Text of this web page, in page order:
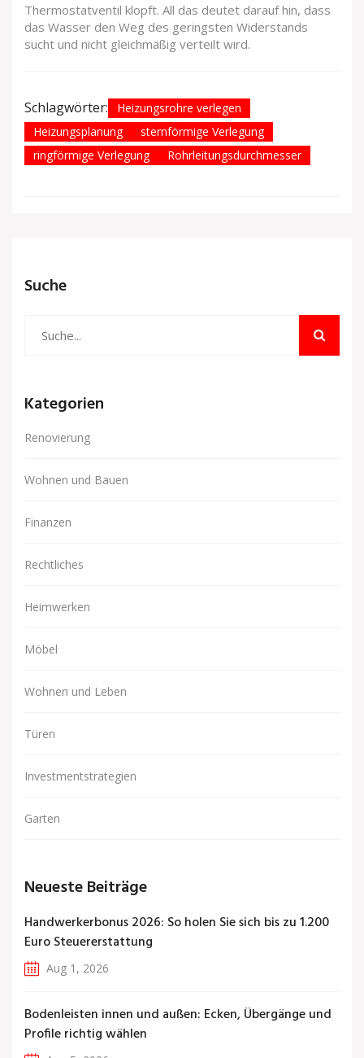
Thermostatventil klopft. All das deutet darauf hin, dass
das Wasser den Weg des geringsten Widerstands
sucht und nicht gleichmäßig verteilt wird.
Schlagwörter:
Heizungsrohre verlegen
Heizungsplanung
sternförmige Verlegung
ringförmige Verlegung
Rohrleitungsdurchmesser
Suche
Kategorien
Renovierung
Wohnen und Bauen
Finanzen
Rechtliches
Heimwerken
Möbel
Wohnen und Leben
Türen
Investmentstrategien
Garten
Neueste Beiträge
Handwerkerbonus 2026: So holen Sie sich bis zu 1.200
Euro Steuererstattung
Aug 1, 2026
Bodenleisten innen und außen: Ecken, Übergänge und
Profile richtig wählen